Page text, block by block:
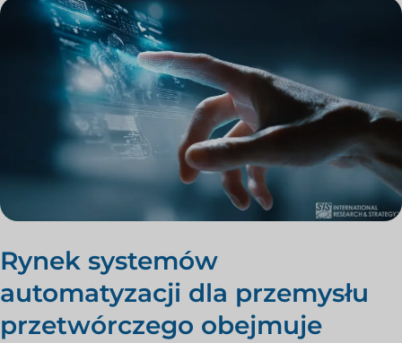
Rynek systemów
automatyzacji dla przemysłu
przetwórczego obejmuje